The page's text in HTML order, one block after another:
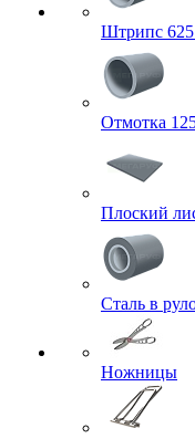
Штрипс
Отмотка
Плоский
Сталь в
Ножницы